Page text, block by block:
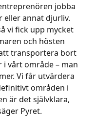
jobba
eller annat djurliv.
vi fick upp mycket
och hösten
transportera bort
i vårt område – man
Vi får utvärdera
områden i
är det självklara,
Pyret.